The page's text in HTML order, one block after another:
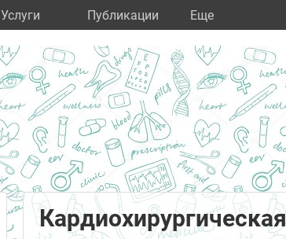
Услуги Публикации Eще